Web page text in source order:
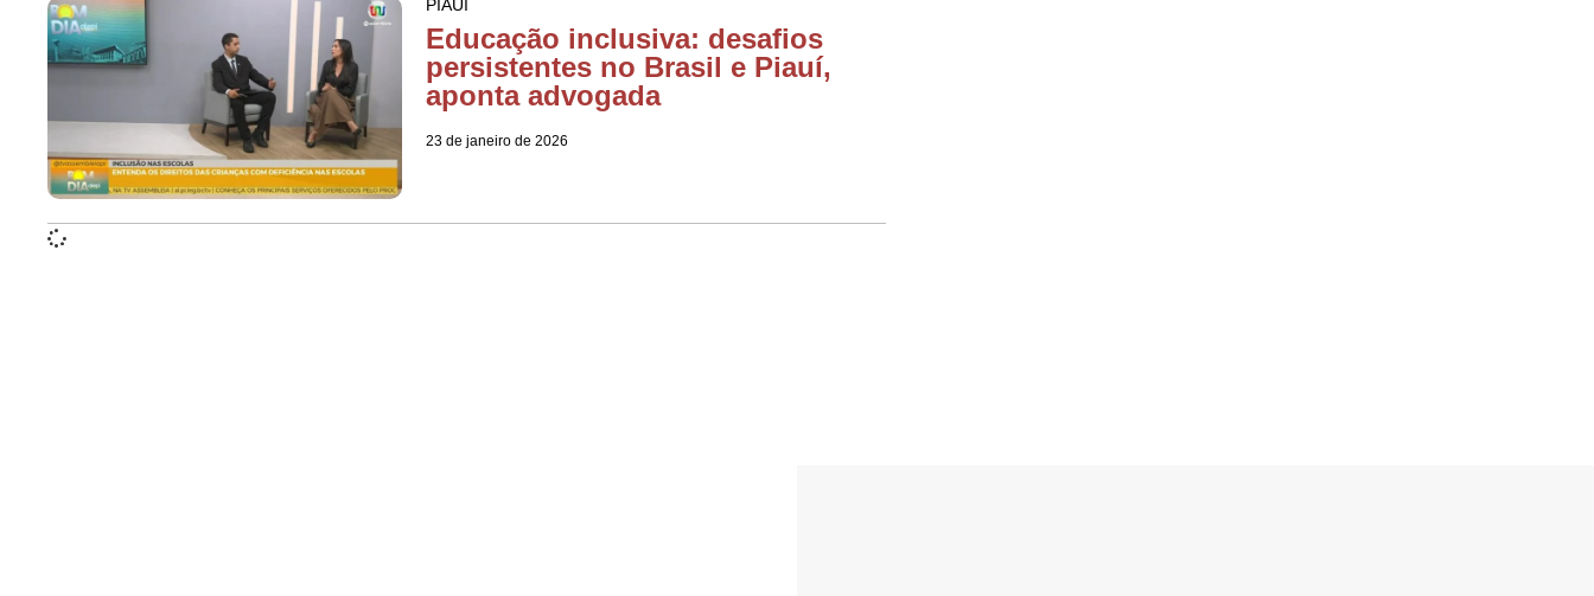
PIAUI
Educação inclusiva: desafios
persistentes no Brasil e Piauí,
aponta advogada
23 de janeiro de 2026